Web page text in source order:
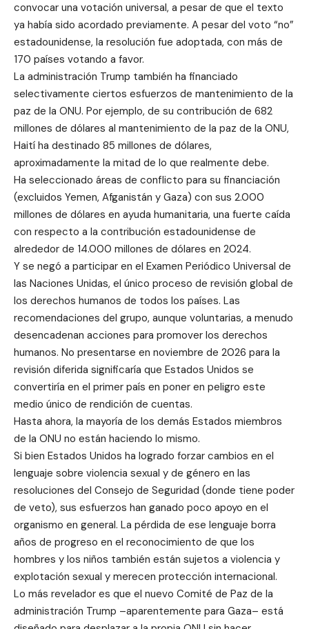
convocar una votación universal, a pesar de que el texto
ya había sido acordado previamente. A pesar del voto “no”
estadounidense, la resolución fue adoptada, con más de
170 países votando a favor.
La administración Trump también ha financiado
selectivamente ciertos esfuerzos de mantenimiento de la
paz de la ONU. Por ejemplo, de su contribución de 682
millones de dólares al mantenimiento de la paz de la ONU,
Haití ha destinado 85 millones de dólares,
aproximadamente la mitad de lo que realmente debe.
Ha seleccionado áreas de conflicto para su financiación
(excluidos Yemen, Afganistán y Gaza) con sus 2.000
millones de dólares en ayuda humanitaria, una fuerte caída
con respecto a la contribución estadounidense de
alrededor de 14.000 millones de dólares en 2024.
Y se negó a participar en el Examen Periódico Universal de
las Naciones Unidas, el único proceso de revisión global de
los derechos humanos de todos los países. Las
recomendaciones del grupo, aunque voluntarias, a menudo
desencadenan acciones para promover los derechos
humanos. No presentarse en noviembre de 2026 para la
revisión diferida significaría que Estados Unidos se
convertiría en el primer país en poner en peligro este
medio único de rendición de cuentas.
Hasta ahora, la mayoría de los demás Estados miembros
de la ONU no están haciendo lo mismo.
Si bien Estados Unidos ha logrado forzar cambios en el
lenguaje sobre violencia sexual y de género en las
resoluciones del Consejo de Seguridad (donde tiene poder
de veto), sus esfuerzos han ganado poco apoyo en el
organismo en general. La pérdida de ese lenguaje borra
años de progreso en el reconocimiento de que los
hombres y los niños también están sujetos a violencia y
explotación sexual y merecen protección internacional.
Lo más revelador es que el nuevo Comité de Paz de la
administración Trump –aparentemente para Gaza– está